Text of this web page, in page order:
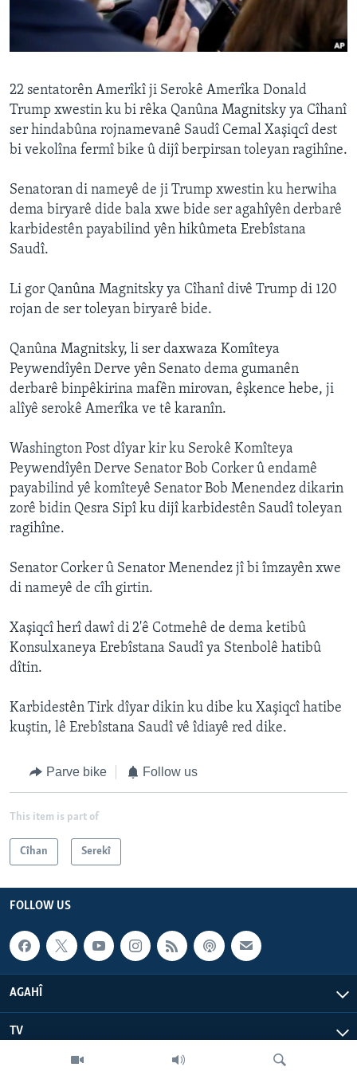
ÇAND Û HUNER
Learning English
FOLLOW US
Zimanên Din
22 sentatorên Amerîkî ji Serokê Amerîka Donald
Trump xwestin ku bi rêka Qanûna Magnitsky ya Cîhanî
ser hindabûna rojnamevanê Saudî Cemal Xaşiqcî dest
bi vekolîna fermî bike û dijî berpirsan toleyan ragihîne.
Senatoran di nameyê de ji Trump xwestin ku herwiha
dema biryarê dide bala xwe bide ser agahîyên derbarê
karbidestên payabilind yên hikûmeta Erebîstana
Saudî.
Li gor Qanûna Magnitsky ya Cîhanî divê Trump di 120
rojan de ser toleyan biryarê bide.
Qanûna Magnitsky, li ser daxwaza Komîteya
Peywendîyên Derve yên Senato dema gumanên
derbarê binpêkirina mafên mirovan, êşkence hebe, ji
alîyê serokê Amerîka ve tê karanîn.
Washington Post dîyar kir ku Serokê Komîteya
Peywendîyên Derve Senator Bob Corker û endamê
payabilind yê komîteyê Senator Bob Menendez dikarin
zorê bidin Qesra Sipî ku dijî karbidestên Saudî toleyan
ragihîne.
Senator Corker û Senator Menendez jî bi îmzayên xwe
di nameyê de cîh girtin.
Xaşiqcî herî dawî di 2'ê Cotmehê de dema ketibû
Konsulxaneya Erebîstana Saudî ya Stenbolê hatibû
dîtin.
Karbidestên Tirk dîyar dikin ku dibe ku Xaşiqcî hatibe
kuştin, lê Erebîstana Saudî vê îdiayê red dike.
Parve bike Follow us
This item is part of
Cîhan Serekî
FOLLOW US
AGAHÎ
TV